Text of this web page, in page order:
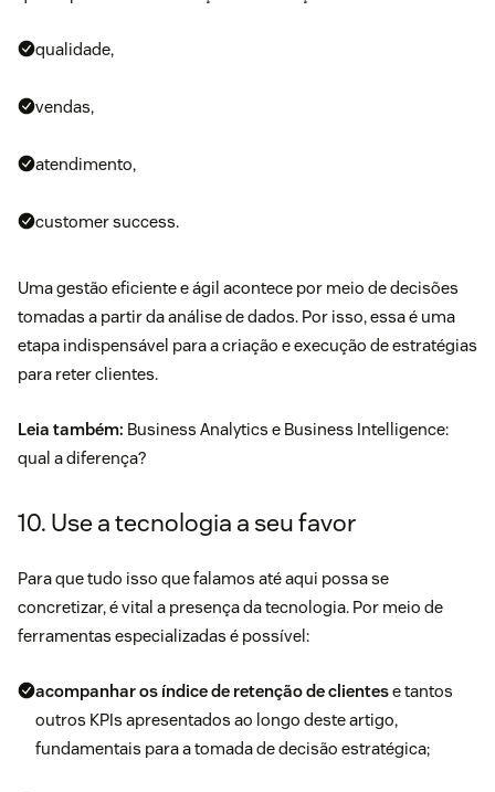
qualidade,
vendas,
atendimento,
customer success.
Uma gestão eficiente e ágil acontece por meio de decisões
tomadas a partir da análise de dados. Por isso, essa é uma
etapa indispensável para a criação e execução de estratégias
para reter clientes.
Leia também: Business Analytics e Business Intelligence:
qual a diferença?
10. Use a tecnologia a seu favor
Para que tudo isso que falamos até aqui possa se
concretizar, é vital a presença da tecnologia. Por meio de
ferramentas especializadas é possível:
acompanhar os índice de retenção de clientese tantos
outros KPIs apresentados ao longo deste artigo,
fundamentais para a tomada de decisão estratégica;